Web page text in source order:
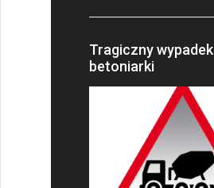
Tragiczny wypadek
betoniarki